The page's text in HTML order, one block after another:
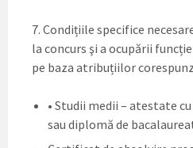
7. Condițiile specifice
la concurs şi a ocupării
pe baza atribuțiilor
• Studii medii – atestate
sau diplomă de